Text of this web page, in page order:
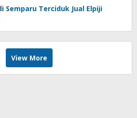
Semparu Terciduk Jual Elpiji
View More